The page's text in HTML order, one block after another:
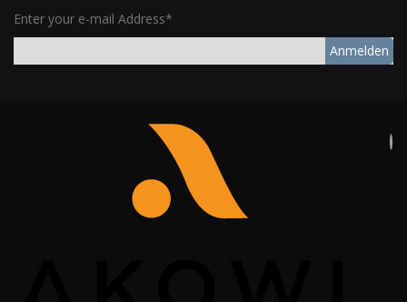
Enter your e-mail Address*
Anmelden